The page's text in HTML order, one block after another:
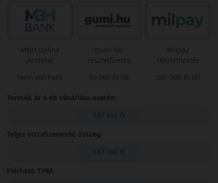
MBH Online
Áruhitel
Nem elérhető
gumi.hu
részletfizetés
80 000 Ft-tól
Milpay
részletfizetés
501 000 Ft-tól
Termék ár 4 db vásárlása esetén:
187 160 Ft
Teljes viszafizetendő összeg:
187 160 Ft
Elérhető THM: